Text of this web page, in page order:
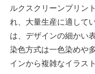
ルクスクリーンプリン
れ、大量生産に適して
は、デザインの細かい
染色方式は一色染めや
インから複雑なイラス